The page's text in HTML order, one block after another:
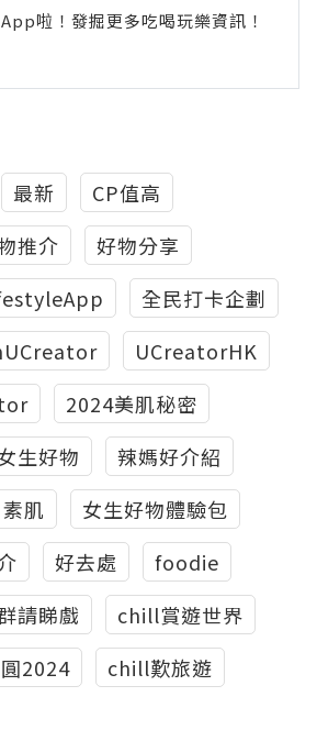
啦！發掘更多吃喝玩樂資訊！
最新
CP值高
推介
好物分享
全民打卡企劃
UCreatorHK
2024美肌秘密
生好物
辣媽好介紹
肌
女生好物體驗包
好去處
foodie
請睇戲
chill賞遊世界
2024
chill歎旅遊